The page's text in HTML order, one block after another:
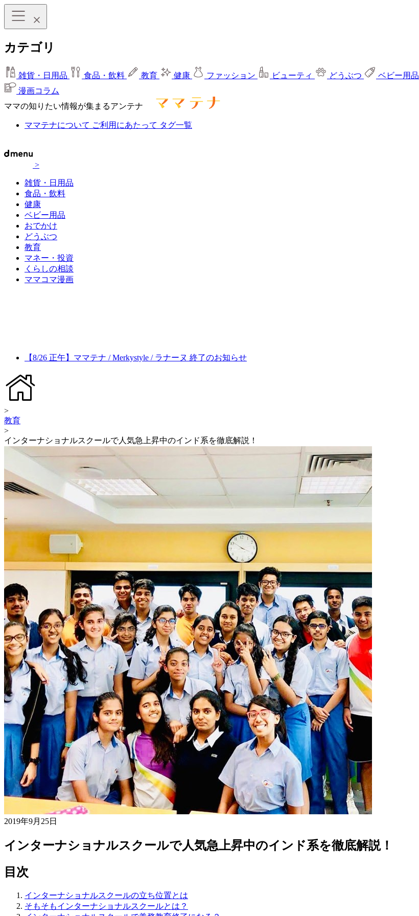
カテゴリ
雑貨・日用品 食品・飲料 教育 健康 ファッション ビューティ どうぶつ ベビー用品
漫画コラム
ママの知りたい情報が集まるアンテナ
ママテナについて ご利用にあたって タグ一覧
>
雑貨・日用品
食品・飲料
健康
ベビー用品
おでかけ
どうぶつ
教育
マネー・投資
くらしの相談
ママコマ漫画
【8/26 正午】ママテナ / Merkystyle / ラナーヌ 終了のお知らせ
>
教育
>
インターナショナルスクールで人気急上昇中のインド系を徹底解説！
2019年9月25日
インターナショナルスクールで人気急上昇中のインド系を徹底解説！
目次
インターナショナルスクールの立ち位置とは
そもそもインターナショナルスクールとは？